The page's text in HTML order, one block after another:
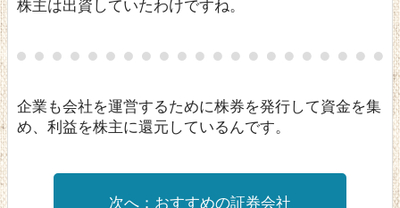
株主は出資していたわけですね。
企業も会社を運営するために株券を発行して資金を集
め、利益を株主に還元しているんです。
おすすめの証券会社